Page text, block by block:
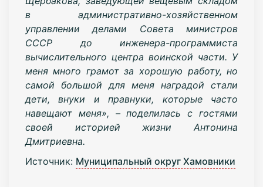
в административно-хозяйственном
управлении делами Совета министров
СССР до инженера-программиста
вычислительного центра воинской части. У
меня много грамот за хорошую работу, но
самой большой для меня наградой стали
дети, внуки и правнуки, которые часто
навещают меня», – поделилась с гостями
своей историей жизни Антонина
Дмитриевна.
Источник: Муниципальный округ Хамовники